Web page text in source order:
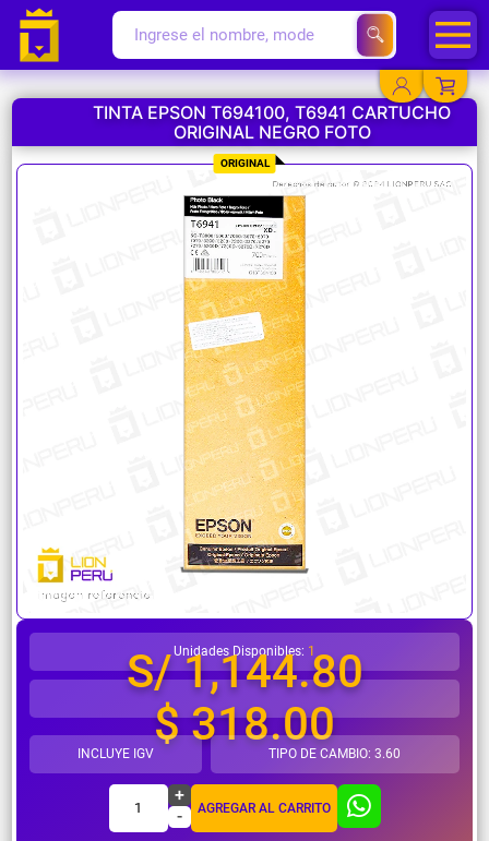
YA EXISTO
SOY NUEVO
¿Necesitas ayuda?
TINTA EPSON T694100, T6941 CARTUCHO
ORIGINAL NEGRO FOTO
ORIGINAL
Unidades Disponibles: 1
S/ 1,144.80
$ 318.00
INCLUYE IGV TIPO DE CAMBIO: 3.60
1
+
-
AGREGAR AL CARRITO